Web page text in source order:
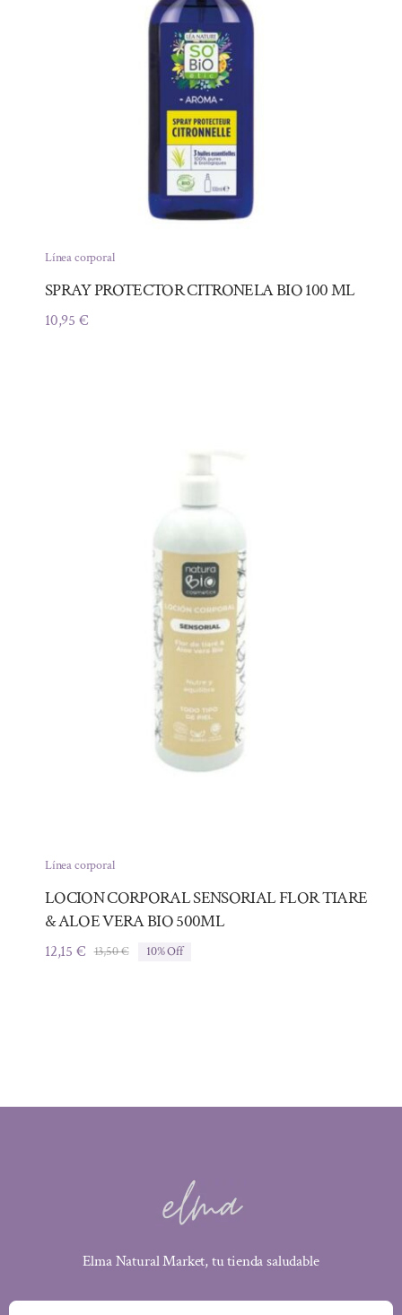
Línea corporal
SPRAY PROTECTOR CITRONELA BIO 100 ML
10,95 €
Línea corporal
LOCION CORPORAL SENSORIAL FLOR TIARE
& ALOE VERA BIO 500ML
13,50€El
12,15 €
El
10% Off
Elma Natural Market, tu tienda saludable